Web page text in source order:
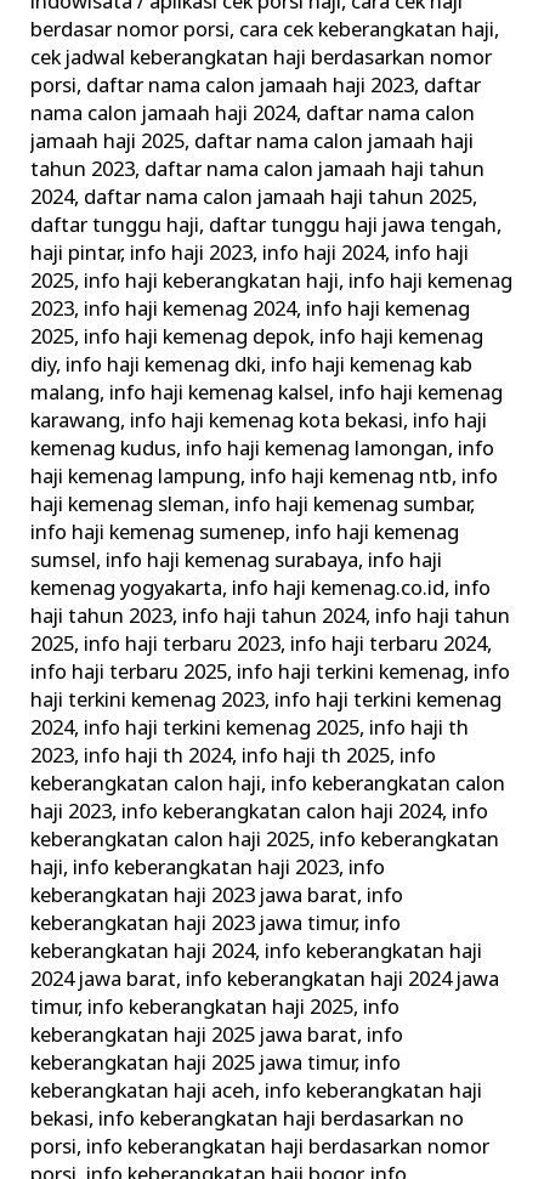
berdasar nomor porsi, cara cek keberangkatan haji,
cek jadwal keberangkatan haji berdasarkan nomor
porsi, daftar nama calon jamaah haji 2023, daftar
nama calon jamaah haji 2024, daftar nama calon
jamaah haji 2025, daftar nama calon jamaah haji
tahun 2023, daftar nama calon jamaah haji tahun
2024, daftar nama calon jamaah haji tahun 2025,
daftar tunggu haji, daftar tunggu haji jawa tengah,
haji pintar, info haji 2023, info haji 2024, info haji
2025, info haji keberangkatan haji, info haji kemenag
2023, info haji kemenag 2024, info haji kemenag
2025, info haji kemenag depok, info haji kemenag
diy, info haji kemenag dki, info haji kemenag kab
malang, info haji kemenag kalsel, info haji kemenag
karawang, info haji kemenag kota bekasi, info haji
kemenag kudus, info haji kemenag lamongan, info
haji kemenag lampung, info haji kemenag ntb, info
haji kemenag sleman, info haji kemenag sumbar,
info haji kemenag sumenep, info haji kemenag
sumsel, info haji kemenag surabaya, info haji
kemenag yogyakarta, info haji kemenag.co.id, info
haji tahun 2023, info haji tahun 2024, info haji tahun
2025, info haji terbaru 2023, info haji terbaru 2024,
info haji terbaru 2025, info haji terkini kemenag, info
haji terkini kemenag 2023, info haji terkini kemenag
2024, info haji terkini kemenag 2025, info haji th
2023, info haji th 2024, info haji th 2025, info
keberangkatan calon haji, info keberangkatan calon
haji 2023, info keberangkatan calon haji 2024, info
keberangkatan calon haji 2025, info keberangkatan
haji, info keberangkatan haji 2023, info
keberangkatan haji 2023 jawa barat, info
keberangkatan haji 2023 jawa timur, info
keberangkatan haji 2024, info keberangkatan haji
2024 jawa barat, info keberangkatan haji 2024 jawa
timur, info keberangkatan haji 2025, info
keberangkatan haji 2025 jawa barat, info
keberangkatan haji 2025 jawa timur, info
keberangkatan haji aceh, info keberangkatan haji
bekasi, info keberangkatan haji berdasarkan no
porsi, info keberangkatan haji berdasarkan nomor
Keberangkatan
Haji
Terkini
Kemenag